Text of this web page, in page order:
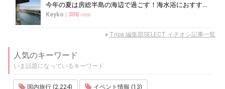
今年の夏は房総半島の海辺で過ごす！海水浴におすすめの宿10選
Keyko | 308 view
» Tripa 編集部SELECT イチオシ記事一覧
人気のキーワード
いま話題になっているキーワード
国内旅行 (2,224) イベント情報 (13)